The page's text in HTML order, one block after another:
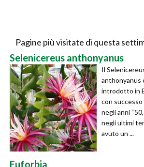
Pagine più visitate di questa
Selenicereus anthonyanus
Il
anthonyanus
introdotto in
con successo
negli anni
negli ultimi
avuto un ...
Euforbia